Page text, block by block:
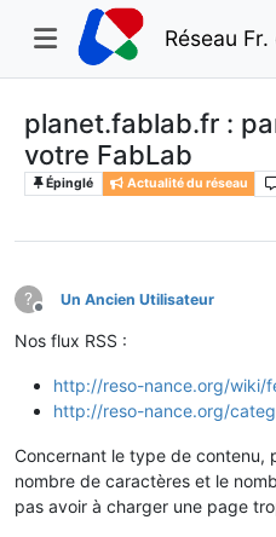
Réseau
planet.fablab.fr :
votre FabLab
Épinglé Actualité du réseau
?
Hors-ligne
Un Ancien Utilisateur
Nos flux RSS :
http://reso-nance.org/wiki/
http://reso-nance.org/
Concernant le type de contenu,
nombre de caractères et le
pas avoir à charger une page